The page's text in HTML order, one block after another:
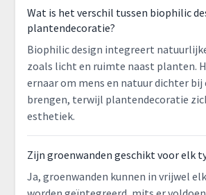
Wat is het verschil tussen biophilic
plantendecoratie?
Biophilic design integreert
zoals licht en ruimte naast planten.
ernaar om mens en natuur dichter bij
brengen, terwijl plantendecoratie
esthetiek.
Zijn groenwanden geschikt voor elk
Ja, groenwanden kunnen in vrijwel